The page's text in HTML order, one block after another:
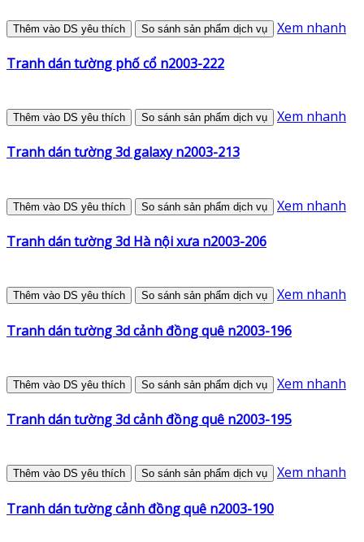
Thêm vào DS yêu thích So sánh sản phẩm dịch vụ Xem nhanh
Tranh dán tường phố cổ n2003-222
Thêm vào DS yêu thích So sánh sản phẩm dịch vụ Xem nhanh
Tranh dán tường 3d galaxy n2003-213
Thêm vào DS yêu thích So sánh sản phẩm dịch vụ Xem nhanh
Tranh dán tường 3d Hà nội xưa n2003-206
Thêm vào DS yêu thích So sánh sản phẩm dịch vụ Xem nhanh
Tranh dán tường 3d cảnh đồng quê n2003-196
Thêm vào DS yêu thích So sánh sản phẩm dịch vụ Xem nhanh
Tranh dán tường 3d cảnh đồng quê n2003-195
Thêm vào DS yêu thích So sánh sản phẩm dịch vụ Xem nhanh
Tranh dán tường cảnh đồng quê n2003-190